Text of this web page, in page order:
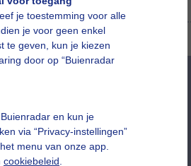
je toestemming voor alle
je voor geen enkel
te geven, kun je kiezen
door op “Buienradar
en kun je
via “Privacy-instellingen”
menu van onze app.
cookiebeleid
Een moment geduld aub...
De Bilt